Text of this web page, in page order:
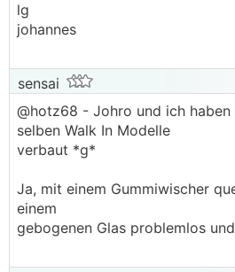
lg
johannes
sensai
@hotz68 - Johro und ich
selben Walk In Modelle
verbaut *g*
Ja, mit einem Gummiwischer
einem
gebogenen Glas problemlos